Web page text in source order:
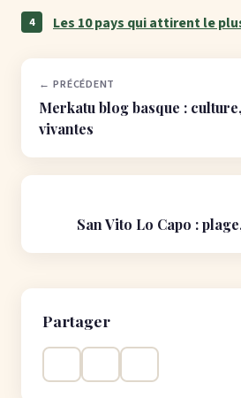
Les 10 pays qui attirent le
← PRÉCÉDENT
Merkatu blog basque :
vivantes
San Vito Lo Capo :
Partager